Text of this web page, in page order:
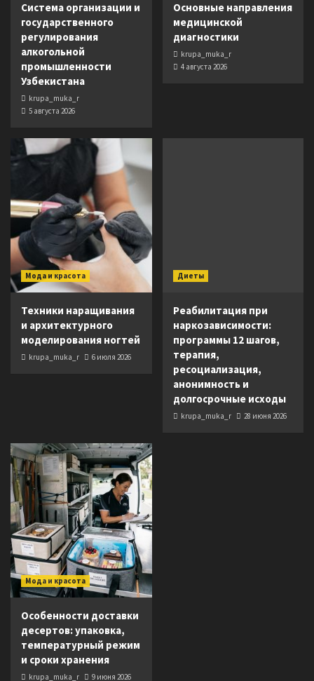
Система организации и
государственного
регулирования
алкогольной
промышленности
Узбекистана
krupa_muka_r
5 августа 2026
Основные направления
медицинской
диагностики
krupa_muka_r
4 августа 2026
Мода и красота
Техники наращивания
и архитектурного
моделирования ногтей
krupa_muka_r 6 июля 2026
Диеты
Реабилитация при
наркозависимости:
программы 12 шагов,
терапия,
ресоциализация,
анонимность и
долгосрочные исходы
krupa_muka_r 28 июня 2026
Мода и красота
Особенности доставки
десертов: упаковка,
температурный режим
и сроки хранения
krupa_muka_r 9 июня 2026